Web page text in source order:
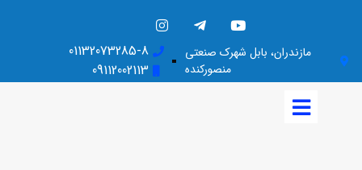
مازندران، بابل شهرک صنعتی
منصورکنده
01132073285-8
09112002113